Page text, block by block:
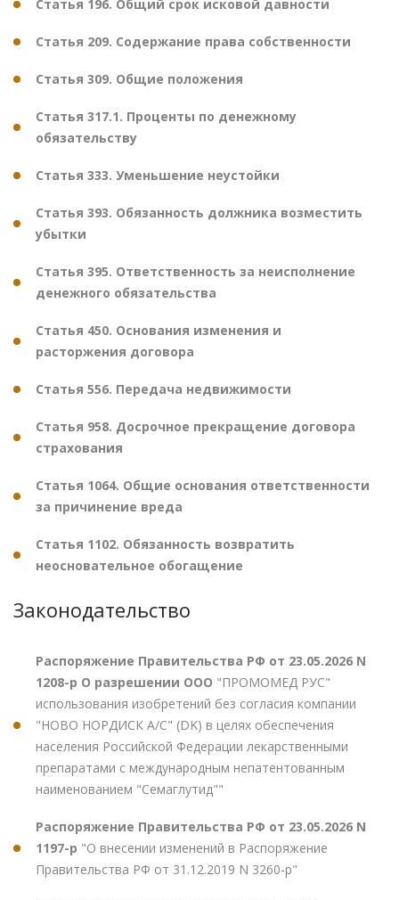
Статья 196. Общий срок исковой давности
Статья 209. Содержание права собственности
Статья 309. Общие положения
Статья 317.1. Проценты по денежному
обязательству
Статья 333. Уменьшение неустойки
Статья 393. Обязанность должника возместить
убытки
Статья 395. Ответственность за неисполнение
денежного обязательства
Статья 450. Основания изменения и
расторжения договора
Статья 556. Передача недвижимости
Статья 958. Досрочное прекращение договора
страхования
Статья 1064. Общие основания ответственности
за причинение вреда
Статья 1102. Обязанность возвратить
неосновательное обогащение
Законодательство
Распоряжение Правительства РФ от 23.05.2026 N
1208-р О разрешении ООО "ПРОМОМЕД РУС"
использования изобретений без согласия компании
"НОВО НОРДИСК А/С" (DK) в целях обеспечения
населения Российской Федерации лекарственными
препаратами с международным непатентованным
наименованием "Семаглутид""
Распоряжение Правительства РФ от 23.05.2026 N
1197-р "О внесении изменений в Распоряжение
Правительства РФ от 31.12.2019 N 3260-р"